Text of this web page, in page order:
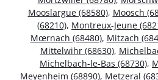
Mooslargue (68580), Moosch
(68210), Montreux-Jeune
Mœrnach (68480), Mitzach
Mittelwihr (68630),
Michelbach-le-Bas (68730),
Meyenheim (68890), Metzeral